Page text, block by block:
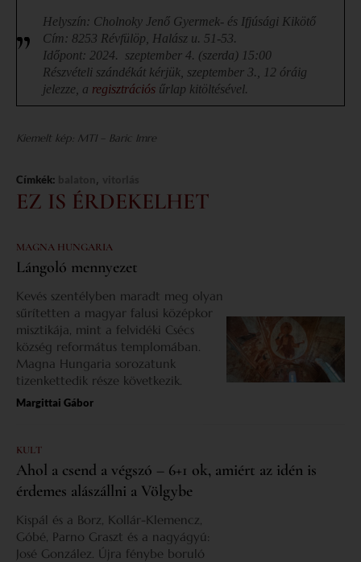
Helyszín: Cholnoky Jenő Gyermek- és Ifjúsági Kikötő
Cím: 8253 Révfülöp, Halász u. 51-53.
Időpont: 2024. szeptember 4. (szerda) 15:00
Részvételi szándékát kérjük, szeptember 3., 12 óráig
jelezze, a regisztrációs űrlap kitöltésével.
Kiemelt kép: MTI – Baric Imre
Címkék: ,
EZ IS ÉRDEKELHET
MAGNA HUNGARIA
Lángoló mennyezet
Kevés szentélyben maradt meg olyan
sűrítetten a magyar falusi középkor
misztikája, mint a felvidéki Csécs
község református templomában.
Magna Hungaria sorozatunk
tizenkettedik része következik.
Margittai Gábor
KULT
Ahol a csend a végszó – 6+1 ok, amiért az idén is
érdemes alászállni a Völgybe
Kispál és a Borz, Kollár-Klemencz,
Góbé, Parno Graszt és a nagyágyú:
José González. Újra fénybe boruló